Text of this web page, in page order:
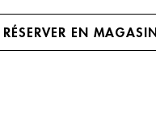
RÉSERVER EN MAGASIN